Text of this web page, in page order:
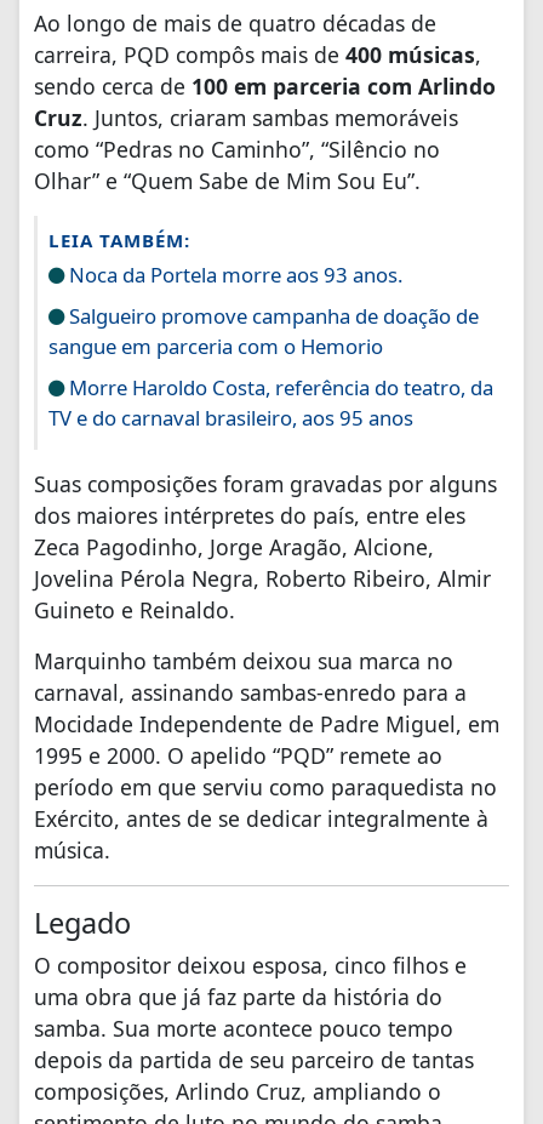
Ao longo de mais de quatro décadas de
carreira, PQD compôs mais de 400 músicas,
sendo cerca de 100 em parceria com Arlindo
Cruz. Juntos, criaram sambas memoráveis
como “Pedras no Caminho”, “Silêncio no
Olhar” e “Quem Sabe de Mim Sou Eu”.
LEIA TAMBÉM:
Noca da Portela morre aos 93 anos.
Salgueiro promove campanha de doação de
sangue em parceria com o Hemorio
Morre Haroldo Costa, referência do teatro, da
TV e do carnaval brasileiro, aos 95 anos
Suas composições foram gravadas por alguns
dos maiores intérpretes do país, entre eles
Zeca Pagodinho, Jorge Aragão, Alcione,
Jovelina Pérola Negra, Roberto Ribeiro, Almir
Guineto e Reinaldo.
Marquinho também deixou sua marca no
carnaval, assinando sambas-enredo para a
Mocidade Independente de Padre Miguel, em
1995 e 2000. O apelido “PQD” remete ao
período em que serviu como paraquedista no
Exército, antes de se dedicar integralmente à
música.
Legado
O compositor deixou esposa, cinco filhos e
uma obra que já faz parte da história do
samba. Sua morte acontece pouco tempo
depois da partida de seu parceiro de tantas
composições, Arlindo Cruz, ampliando o